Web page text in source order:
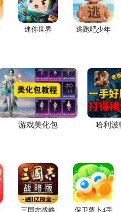
迷你世界
逃跑吧少年
游戏美化包 哈利
三国志战略
保卫萝卜4手